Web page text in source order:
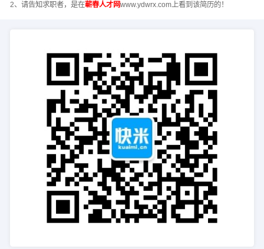
2、请告知求职者，是在蕲春人才网www.ydwrx.com上看到该简历的！